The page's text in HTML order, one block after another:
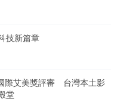
技新篇章
際艾美獎評審 台灣本土影
堂